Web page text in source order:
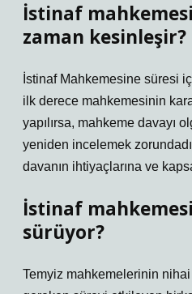
İstinaf
zaman kesinleşir?
İstinaf Mahkemesine süresi
ilk derece mahkemesinin
yapılırsa, mahkeme davayı
yeniden incelemek
davanın ihtiyaçlarına ve
İstinaf
sürüyor?
Temyiz mahkemelerinin nihai